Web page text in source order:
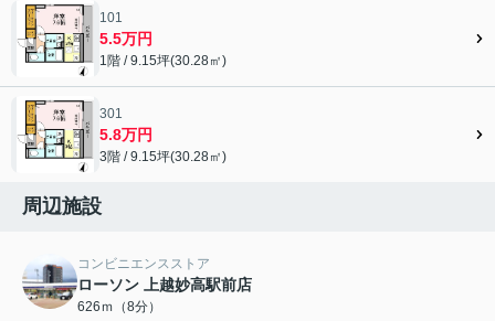
101
5.5万円
1階 / 9.15坪(30.28㎡)
301
5.8万円
3階 / 9.15坪(30.28㎡)
周辺施設
コンビニエンスストア
ローソン 上越妙高駅前店
626ｍ（8分）